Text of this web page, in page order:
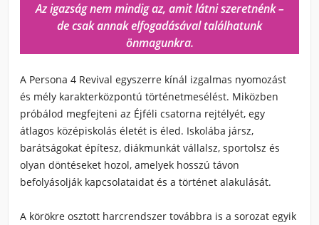
Az igazság nem mindig az, amit látni szeretnénk –
de csak annak elfogadásával találhatunk
önmagunkra.
A Persona 4 Revival egyszerre kínál izgalmas nyomozást
és mély karakterközpontú történetmesélést. Miközben
próbálod megfejteni az Éjféli csatorna rejtélyét, egy
átlagos középiskolás életét is éled. Iskolába jársz,
barátságokat építesz, diákmunkát vállalsz, sportolsz és
olyan döntéseket hozol, amelyek hosszú távon
befolyásolják kapcsolataidat és a történet alakulását.
A körökre osztott harcrendszer továbbra is a sorozat egyik